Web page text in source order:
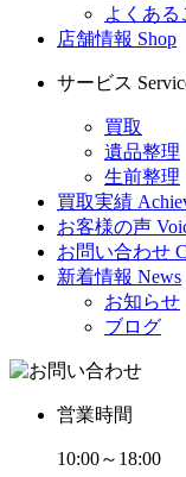
よくある
店舗情報 Shop
サービス
買取
遺品整理
生前整理
買取実績
お客様の声
お問い合わせ
新着情報 News
お知らせ
ブログ
営業時間
10:00～18:00